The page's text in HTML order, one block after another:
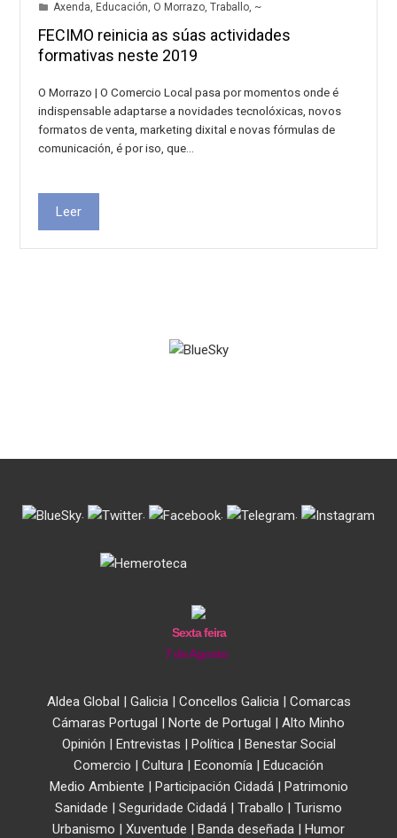
Axenda, Educación, O Morrazo,Traballo, ~
FECIMO reinicia as súas actividades
formativas neste 2019
O Morrazo | O Comercio Local pasa por momentos onde é
indispensable adaptarse a novidades tecnolóxicas, novos
formatos de venta, marketing dixital e novas fórmulas de
comunicación, é por iso, que…
Leer
. . . .
Sexta feira
7 de Agosto
Aldea Global | Galicia | Concellos Galicia | Comarcas
Cámaras Portugal | Norte de Portugal | Alto Minho
Opinión | Entrevistas | Política | Benestar Social
Comercio | Cultura | Economía | Educación
Medio Ambiente | Participación Cidadá | Patrimonio
Sanidade | Seguridade Cidadá | Traballo | Turismo
Urbanismo | Xuventude | Banda deseñada | Humor